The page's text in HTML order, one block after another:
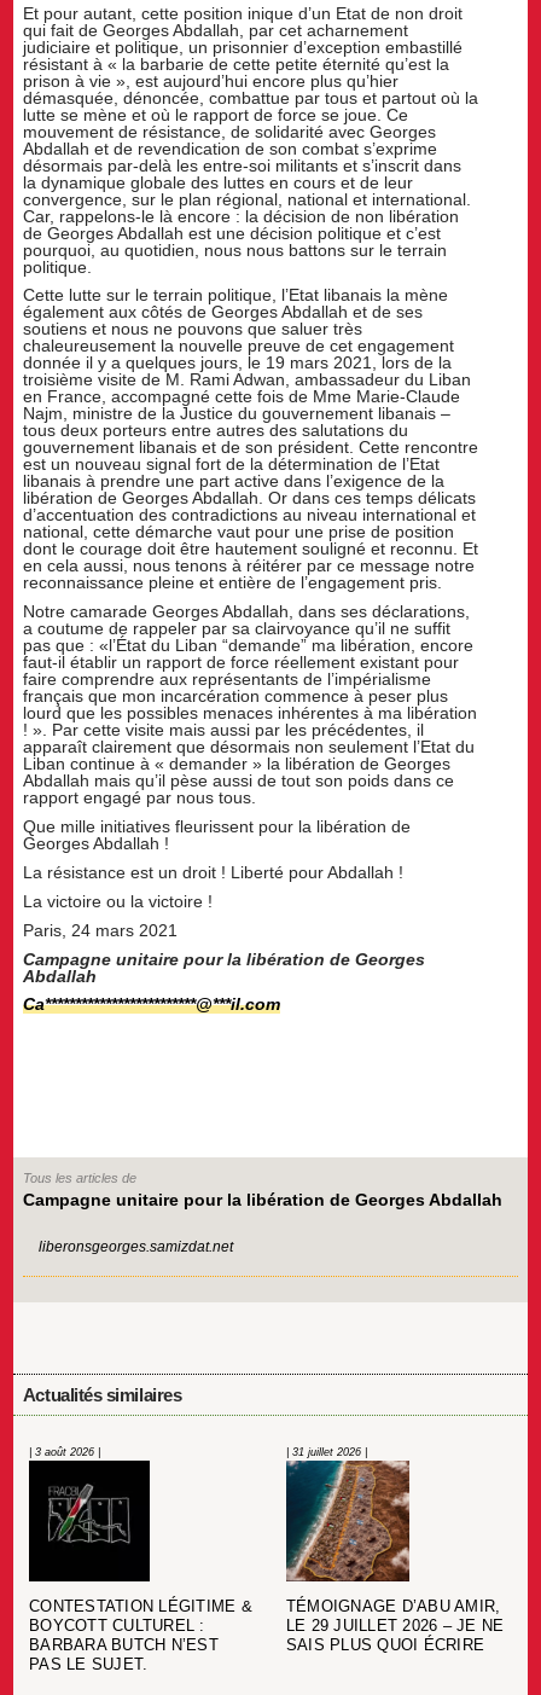
Et pour autant, cette position inique d’un Etat de non droit
qui fait de Georges Abdallah, par cet acharnement
judiciaire et politique, un prisonnier d’exception embastillé
résistant à « la barbarie de cette petite éternité qu’est la
prison à vie », est aujourd’hui encore plus qu’hier
démasquée, dénoncée, combattue par tous et partout où la
lutte se mène et où le rapport de force se joue. Ce
mouvement de résistance, de solidarité avec Georges
Abdallah et de revendication de son combat s’exprime
désormais par-delà les entre-soi militants et s’inscrit dans
la dynamique globale des luttes en cours et de leur
convergence, sur le plan régional, national et international.
Car, rappelons-le là encore : la décision de non libération
de Georges Abdallah est une décision politique et c’est
pourquoi, au quotidien, nous nous battons sur le terrain
politique.
Cette lutte sur le terrain politique, l’Etat libanais la mène
également aux côtés de Georges Abdallah et de ses
soutiens et nous ne pouvons que saluer très
chaleureusement la nouvelle preuve de cet engagement
donnée il y a quelques jours, le 19 mars 2021, lors de la
troisième visite de M. Rami Adwan, ambassadeur du Liban
en France, accompagné cette fois de Mme Marie-Claude
Najm, ministre de la Justice du gouvernement libanais –
tous deux porteurs entre autres des salutations du
gouvernement libanais et de son président. Cette rencontre
est un nouveau signal fort de la détermination de l’Etat
libanais à prendre une part active dans l’exigence de la
libération de Georges Abdallah. Or dans ces temps délicats
d’accentuation des contradictions au niveau international et
national, cette démarche vaut pour une prise de position
dont le courage doit être hautement souligné et reconnu. Et
en cela aussi, nous tenons à réitérer par ce message notre
reconnaissance pleine et entière de l’engagement pris.
Notre camarade Georges Abdallah, dans ses déclarations,
a coutume de rappeler par sa clairvoyance qu’il ne suffit
pas que : «l’État du Liban “demande” ma libération, encore
faut-il établir un rapport de force réellement existant pour
faire comprendre aux représentants de l’impérialisme
français que mon incarcération commence à peser plus
lourd que les possibles menaces inhérentes à ma libération
! ». Par cette visite mais aussi par les précédentes, il
apparaît clairement que désormais non seulement l’Etat du
Liban continue à « demander » la libération de Georges
Abdallah mais qu’il pèse aussi de tout son poids dans ce
rapport engagé par nous tous.
Que mille initiatives fleurissent pour la libération de
Georges Abdallah !
La résistance est un droit ! Liberté pour Abdallah !
La victoire ou la victoire !
Paris, 24 mars 2021
Campagne unitaire pour la libération de Georges
Abdallah
Ca*************************@***il.com
Tous les articles de
Campagne unitaire pour la libération de Georges Abdallah
liberonsgeorges.samizdat.net
Actualités similaires
| 3 août 2026 |
CONTESTATION LÉGITIME &
BOYCOTT CULTUREL :
BARBARA BUTCH N’EST
PAS LE SUJET.
| 31 juillet 2026 |
TÉMOIGNAGE D’ABU AMIR,
LE 29 JUILLET 2026 – JE NE
SAIS PLUS QUOI ÉCRIRE